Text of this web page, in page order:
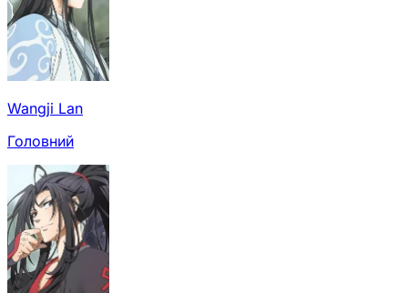
Wangji Lan
Головний